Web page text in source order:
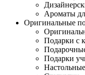
Ароматы
Оригинальные
Подарки с
Подарки